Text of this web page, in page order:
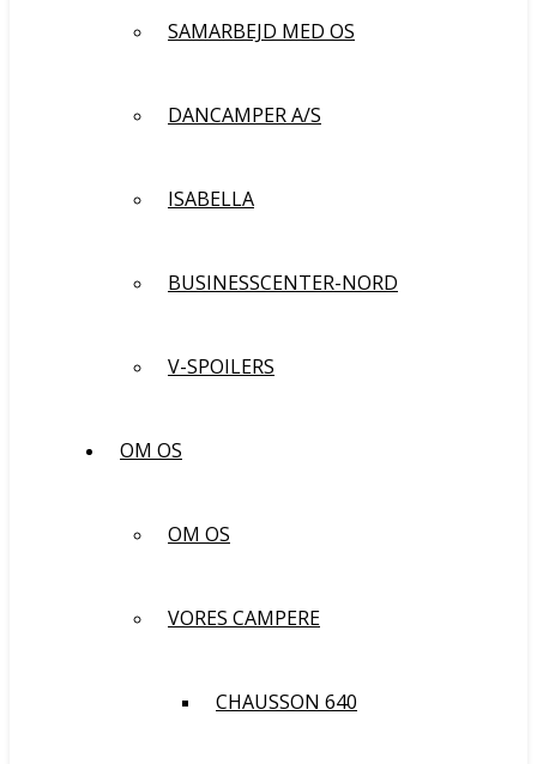
SAMARBEJD MED OS
DANCAMPER A/S
ISABELLA
BUSINESSCENTER-NORD
V-SPOILERS
OM OS
OM OS
VORES CAMPERE
CHAUSSON 640